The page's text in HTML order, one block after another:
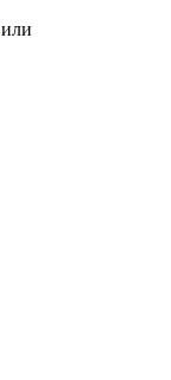
или